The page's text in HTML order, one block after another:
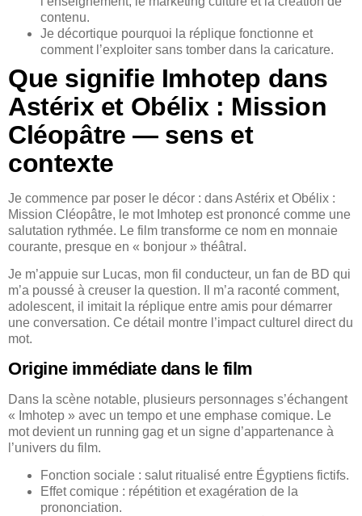
contenu.
Je décortique pourquoi la réplique fonctionne et
comment l’exploiter sans tomber dans la caricature.
Que signifie Imhotep dans
Astérix et Obélix : Mission
Cléopâtre — sens et
contexte
Je commence par poser le décor : dans Astérix et Obélix :
Mission Cléopâtre, le mot Imhotep est prononcé comme une
salutation rythmée. Le film transforme ce nom en monnaie
courante, presque en « bonjour » théâtral.
Je m’appuie sur Lucas, mon fil conducteur, un fan de BD qui
m’a poussé à creuser la question. Il m’a raconté comment,
adolescent, il imitait la réplique entre amis pour démarrer
une conversation. Ce détail montre l’impact culturel direct du
mot.
Origine immédiate dans le film
Dans la scène notable, plusieurs personnages s’échangent
« Imhotep » avec un tempo et une emphase comique. Le
mot devient un running gag et un signe d’appartenance à
l’univers du film.
Fonction sociale : salut ritualisé entre Égyptiens fictifs.
Effet comique : répétition et exagération de la
prononciation.